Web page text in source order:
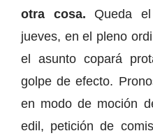
otra cosa. Queda
jueves, en el pleno
el asunto copará
golpe de efecto.
en modo de moción
edil, petición de